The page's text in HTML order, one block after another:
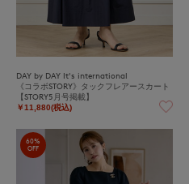
DAY by DAY It's international
《コラボSTORY》タックフレアースカート
【STORY5月号掲載】
￥11,880(税込)
60%
OFF